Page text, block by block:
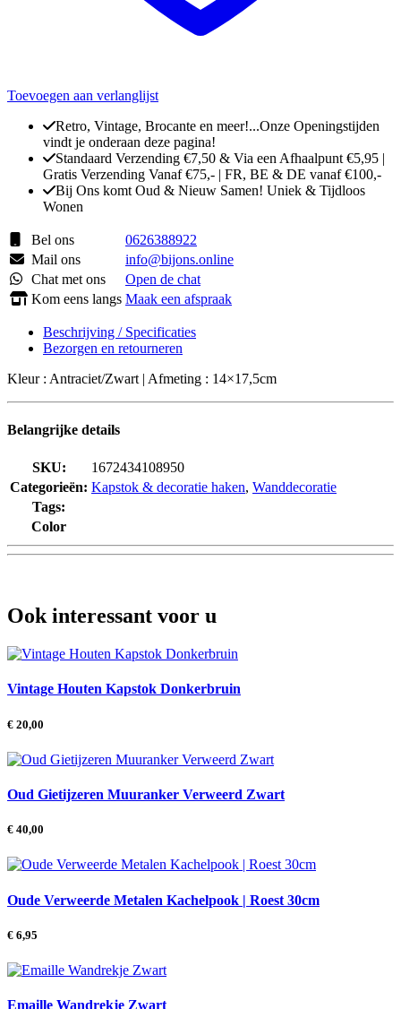
Toevoegen aan verlanglijst
Retro, Vintage, Brocante en meer!...Onze Openingstijden
vindt je onderaan deze pagina!
Standaard Verzending €7,50 & Via een Afhaalpunt €5,95 |
Gratis Verzending Vanaf €75,- | FR, BE & DE vanaf €100,-
Bij Ons komt Oud & Nieuw Samen! Uniek & Tijdloos
Wonen
Bel ons
0626388922
Mail ons
info@bijons.online
Chat met ons
Open de chat
Kom eens langs Maak een afspraak
Beschrijving / Specificaties
Bezorgen en retourneren
Kleur : Antraciet/Zwart | Afmeting : 14×17,5cm
Belangrijke details
SKU:
1672434108950
Categorieën: Kapstok & decoratie haken, Wanddecoratie
Tags:
Color
Ook interessant voor u
Vintage Houten Kapstok Donkerbruin
€ 20,00
Oud Gietijzeren Muuranker Verweerd Zwart
€ 40,00
Oude Verweerde Metalen Kachelpook | Roest 30cm
€ 6,95
Emaille Wandrekje Zwart